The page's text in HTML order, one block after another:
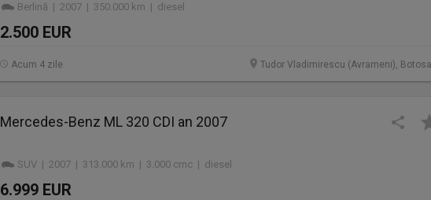
Berlină | 2007 | 350.000 km | diesel
2.500 EUR
Tudor Vladimirescu (Avrameni),
Acum 4 zile
Mercedes-Benz ML 320 CDI an 2007
SUV | 2007 | 313.000 km | 3.000 cmc | diesel
6.999 EUR